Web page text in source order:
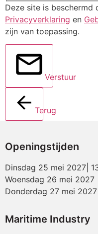
Deze site is beschermd
Privacyverklaring en
zijn van toepassing.
Verstuur
Terug
Openingstijden
Dinsdag 25 mei 2027|
Woensdag 26 mei 2027
Donderdag 27 mei
Maritime Industry